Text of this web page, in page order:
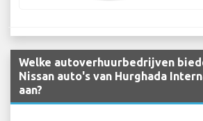
Welke autoverhuurbedrijven
Nissan auto's van Hurghada
aan?